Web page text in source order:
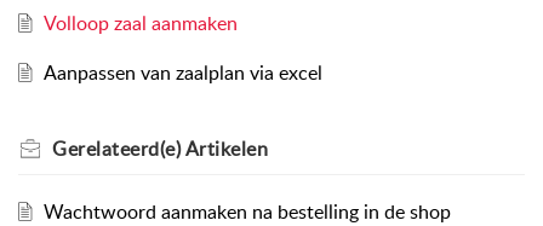
Volloop zaal aanmaken
Aanpassen van zaalplan via excel
Gerelateerd(e)Artikelen
Wachtwoord aanmaken na bestelling in de shop